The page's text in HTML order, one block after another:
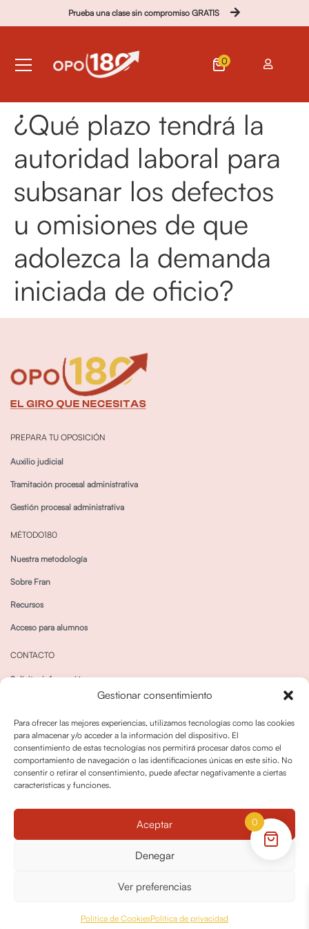
Gestionar consentimiento
Para ofrecer las mejores experiencias, utilizamos tecnologías como las cookies
para almacenar y/o acceder a la información del dispositivo. El
consentimiento de estas tecnologías nos permitirá procesar datos como el
comportamiento de navegación o las identificaciones únicas en este sitio. No
consentir o retirar el consentimiento, puede afectar negativamente a ciertas
características y funciones.
Aceptar
Denegar
Ver preferencias
Política de CookiesPolítica de privacidad
Prueba una clase sin compromiso GRATIS
0
¿Qué plazo tendrá la
autoridad laboral para
subsanar los defectos
u omisiones de que
adolezca la demanda
iniciada de oficio?
PREPARA TU OPOSICIÓN
Auxilio judicial
Tramitación procesal administrativa
Gestión procesal administrativa
MÉTODO180
Nuestra metodología
Sobre Fran
Recursos
Acceso para alumnos
CONTACTO
Solicitar información
Política de cookies
Política dedevoluciones y cancelaciones
© OPO180 2026 Todos los derechos reservados
0